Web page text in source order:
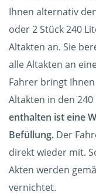
Ihnen alternativ
oder 2 Stück 240
Altakten an. Sie
alle Altakten an
Fahrer bringt
Altakten in den
enthalten ist eine
Befüllung. Der
direkt wieder mit.
Akten werden
vernichtet.